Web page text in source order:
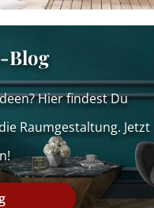
Blog
Hier findest Du
Raumgestaltung. Jetzt